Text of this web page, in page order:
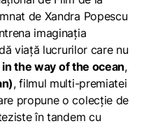
de Xandra Popescu
imaginația
viață lucrurilor care nu
the way of the ocean,
, filmul multi-premiatei
propune o colecție de
în tandem cu